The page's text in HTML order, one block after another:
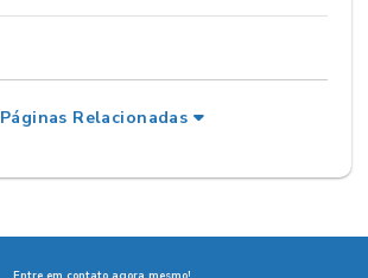
Páginas Relacionadas